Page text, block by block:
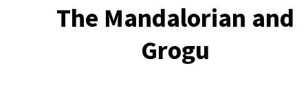
The Mandalorian and
Grogu